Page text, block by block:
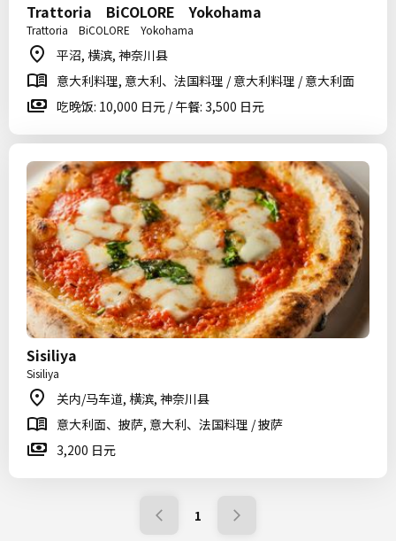
Trattoria BiCOLORE Yokohama
Trattoria BiCOLORE Yokohama
平沼, 横滨, 神奈川县
意大利料理, 意大利、法国料理 / 意大利料理 / 意大利面
吃晚饭: 10,000 日元 / 午餐: 3,500 日元
Sisiliya
Sisiliya
关内/马车道, 横滨, 神奈川县
意大利面、披萨, 意大利、法国料理 / 披萨
3,200 日元
1